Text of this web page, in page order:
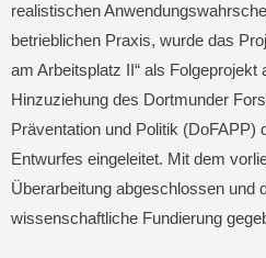
realistischen
betrieblichen Praxis, wurde das
am Arbeitsplatz II“ als Folgeprojekt
Hinzuziehung des Dortmunder
Präventation und Politik (DoFAPP)
Entwurfes eingeleitet. Mit dem
Überarbeitung abgeschlossen und
wissenschaftliche Fundierung